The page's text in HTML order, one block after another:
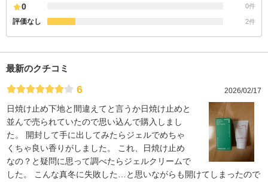
0 0件
評価なし 2件
最新のクチコミ
6 2026/02/17
日焼け止め下地と間違えてと言うか日焼け止めと
並んで売られていたので思い込んで購入しまし
た。 開封して手に出してみたらジェルでめちゃ
くちゃ良い香りがしました。 これ、日焼け止め
なの？と疑問に思って調べたらジェルクリームで
した。 こんな真冬に失敗した…と思いながらも開けてしまったので